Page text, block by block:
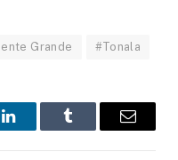
Grande #Tonala
LinkedInTumblr Email